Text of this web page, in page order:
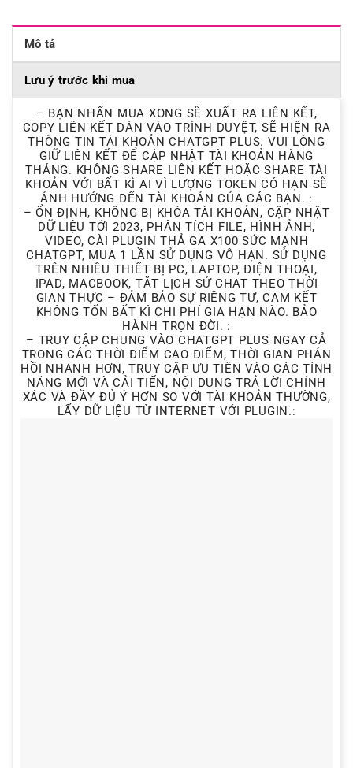
Mô tả
Lưu ý trước khi mua
– BẠN NHẤN MUA XONG SẼ XUẤT RA LIÊN KẾT,
COPY LIÊN KẾT DÁN VÀO TRÌNH DUYỆT, SẼ HIỆN RA
THÔNG TIN TÀI KHOẢN CHATGPT PLUS. VUI LÒNG
GIỮ LIÊN KẾT ĐỂ CẬP NHẬT TÀI KHOẢN HÀNG
THÁNG. KHÔNG SHARE LIÊN KẾT HOẶC SHARE TÀI
KHOẢN VỚI BẤT KÌ AI VÌ LƯỢNG TOKEN CÓ HẠN SẼ
ẢNH HƯỞNG ĐẾN TÀI KHOẢN CỦA CÁC BẠN. :
– ỔN ĐỊNH, KHÔNG BỊ KHÓA TÀI KHOẢN, CẬP NHẬT
DỮ LIỆU TỚI 2023, PHÂN TÍCH FILE, HÌNH ẢNH,
VIDEO, CÀI PLUGIN THẢ GA X100 SỨC MẠNH
CHATGPT, MUA 1 LẦN SỬ DỤNG VÔ HẠN. SỬ DỤNG
TRÊN NHIỀU THIẾT BỊ PC, LAPTOP, ĐIỆN THOẠI,
IPAD, MACBOOK, TẮT LỊCH SỬ CHAT THEO THỜI
GIAN THỰC – ĐẢM BẢO SỰ RIÊNG TƯ, CAM KẾT
KHÔNG TỐN BẤT KÌ CHI PHÍ GIA HẠN NÀO. BẢO
HÀNH TRỌN ĐỜI. :
– TRUY CẬP CHUNG VÀO CHATGPT PLUS NGAY CẢ
TRONG CÁC THỜI ĐIỂM CAO ĐIỂM, THỜI GIAN PHẢN
HỒI NHANH HƠN, TRUY CẬP ƯU TIÊN VÀO CÁC TÍNH
NĂNG MỚI VÀ CẢI TIẾN, NỘI DUNG TRẢ LỜI CHÍNH
XÁC VÀ ĐẦY ĐỦ Ý HƠN SO VỚI TÀI KHOẢN THƯỜNG,
LẤY DỮ LIỆU TỪ INTERNET VỚI PLUGIN.: